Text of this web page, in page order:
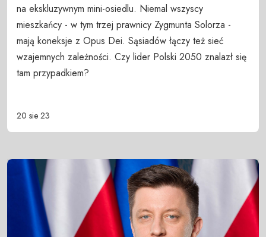
na ekskluzywnym mini-osiedlu. Niemal wszyscy
mieszkańcy - w tym trzej prawnicy Zygmunta Solorza -
mają koneksje z Opus Dei. Sąsiadów łączy też sieć
wzajemnych zależności. Czy lider Polski 2050 znalazł się
tam przypadkiem?
20 sie 23